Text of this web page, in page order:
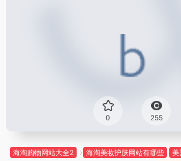
0 255
海淘购物网站大全2 海淘美妆护肤网站有哪些 美